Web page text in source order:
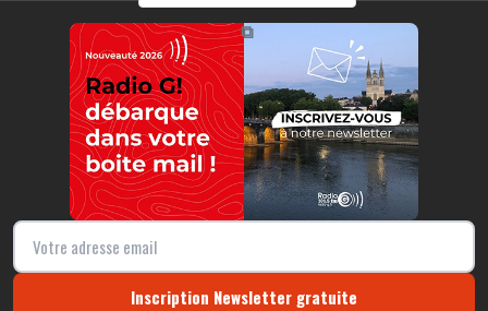
https://radio-g.fr?18396
⧉
Inscription Newsletter gratuite